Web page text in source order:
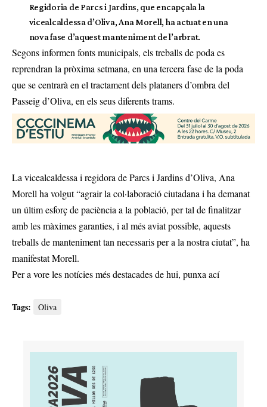
Regidoria de Parcs i Jardins, que encapçala la
vicealcaldessa d’Oliva, Ana Morell, ha actuat en una
nova fase d’aquest manteniment de l’arbrat.
Segons informen fonts municipals, els treballs de poda es
reprendran la pròxima setmana, en una tercera fase de la poda
que se centrarà en el tractament dels plataners d’ombra del
Passeig d’Oliva, en els seus diferents trams.
La vicealcaldessa i regidora de Parcs i Jardins d’Oliva, Ana
Morell ha volgut “agrair la col·laboració ciutadana i ha demanat
un últim esforç de paciència a la població, per tal de finalitzar
amb les màximes garanties, i al més aviat possible, aquests
treballs de manteniment tan necessaris per a la nostra ciutat”, ha
manifestat Morell.
Per a vore les notícies més destacades de hui, punxa ací
Tags: Oliva